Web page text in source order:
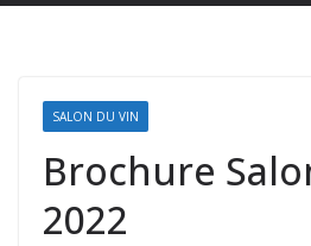
SALON DU VIN
Brochure
2022